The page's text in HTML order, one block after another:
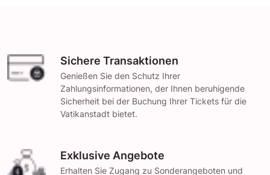
Sichere Transaktionen
Genießen Sie den Schutz Ihrer
Zahlungsinformationen, der Ihnen beruhigende
Sicherheit bei der Buchung Ihrer Tickets für die
Vatikanstadt bietet.
Exklusive Angebote
Erhalten Sie Zugang zu Sonderangeboten und